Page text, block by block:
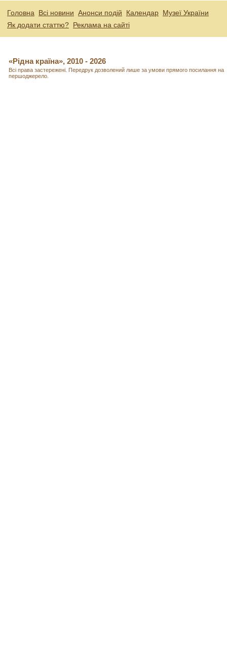
Головна Всі новини Анонси подій Календар Музеї України
Як додати статтю? Реклама на сайті
«Рідна країна», 2010 - 2026
Всі права застережені. Передрук дозволений лише за умови прямого посилання на
першоджерело.